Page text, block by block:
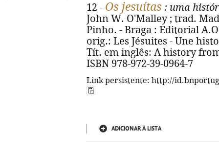
12 - Os jesuítas : uma
John W. O'Malley ; trad.
Pinho. - Braga : Editorial
orig.: Les Jésuites - Une
Tít. em inglês: A history
ISBN 978-972-39-0964-7
Link persistente: http://
ADICIONAR À LISTA